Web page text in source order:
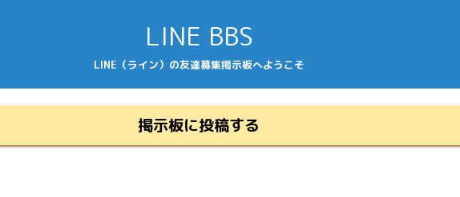
LINE BBS
LINE（ライン）の友達募集掲示板へようこそ
掲示板に投稿する